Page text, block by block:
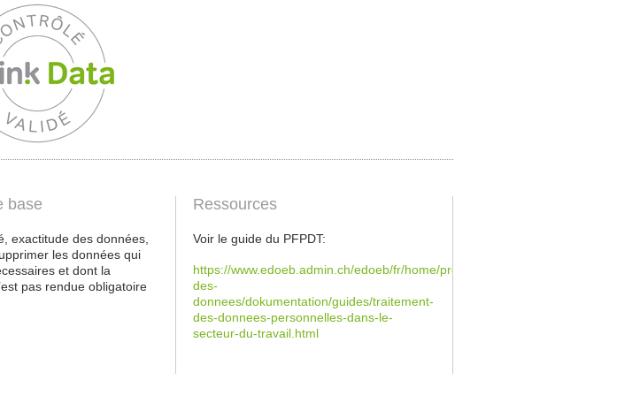
base
exactitude des données,
les données qui
et dont la
pas rendue obligatoire
Ressources
Voir le guide du PFPDT:
https://www.edoeb.admin.ch/edoeb/fr/home/protection-
des-
donnees/dokumentation/guides/traitement-
des-donnees-personnelles-dans-le-
secteur-du-travail.html